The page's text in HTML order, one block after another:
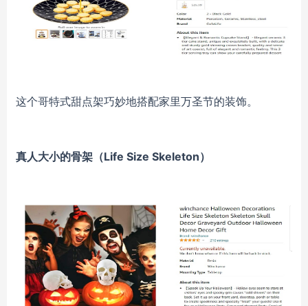
这个哥特式甜点架巧妙地搭配家里万圣节的装饰。
真人大小的骨架（Life Size Skeleton）